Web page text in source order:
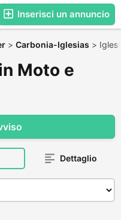
Inserisci un annuncio
> Carbonia-Iglesias >
Moto e
Dettaglio